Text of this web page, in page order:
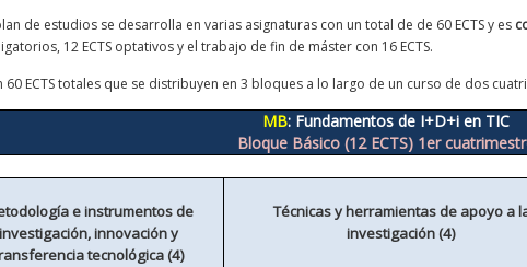
de estudios se desarrolla en varias asignaturas con un total de de 60 ECTS y es
12 ECTS optativos y el trabajo de fin de máster con 16ECTS.
60 ECTS totales que se distribuyen en 3 bloques a lo largo de un curso de dos
MB: Fundamentos de I+D+i en TIC
Bloque Básico (12 ECTS) 1er
e instrumentos de
investigación, innovación y
tecnológica (4)
Técnicas y herramientas de apoyo a
investigación (4)